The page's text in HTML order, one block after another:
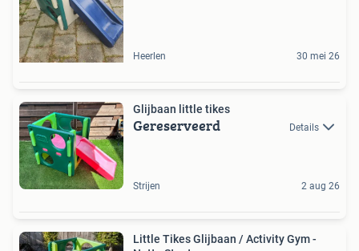
Heerlen 30 mei 26
Glijbaan little tikes
Gereserveerd Details
Strijen 2 aug 26
Little Tikes Glijbaan / Activity Gym -